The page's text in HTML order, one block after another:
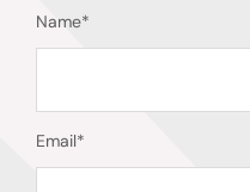
Name*
Email*